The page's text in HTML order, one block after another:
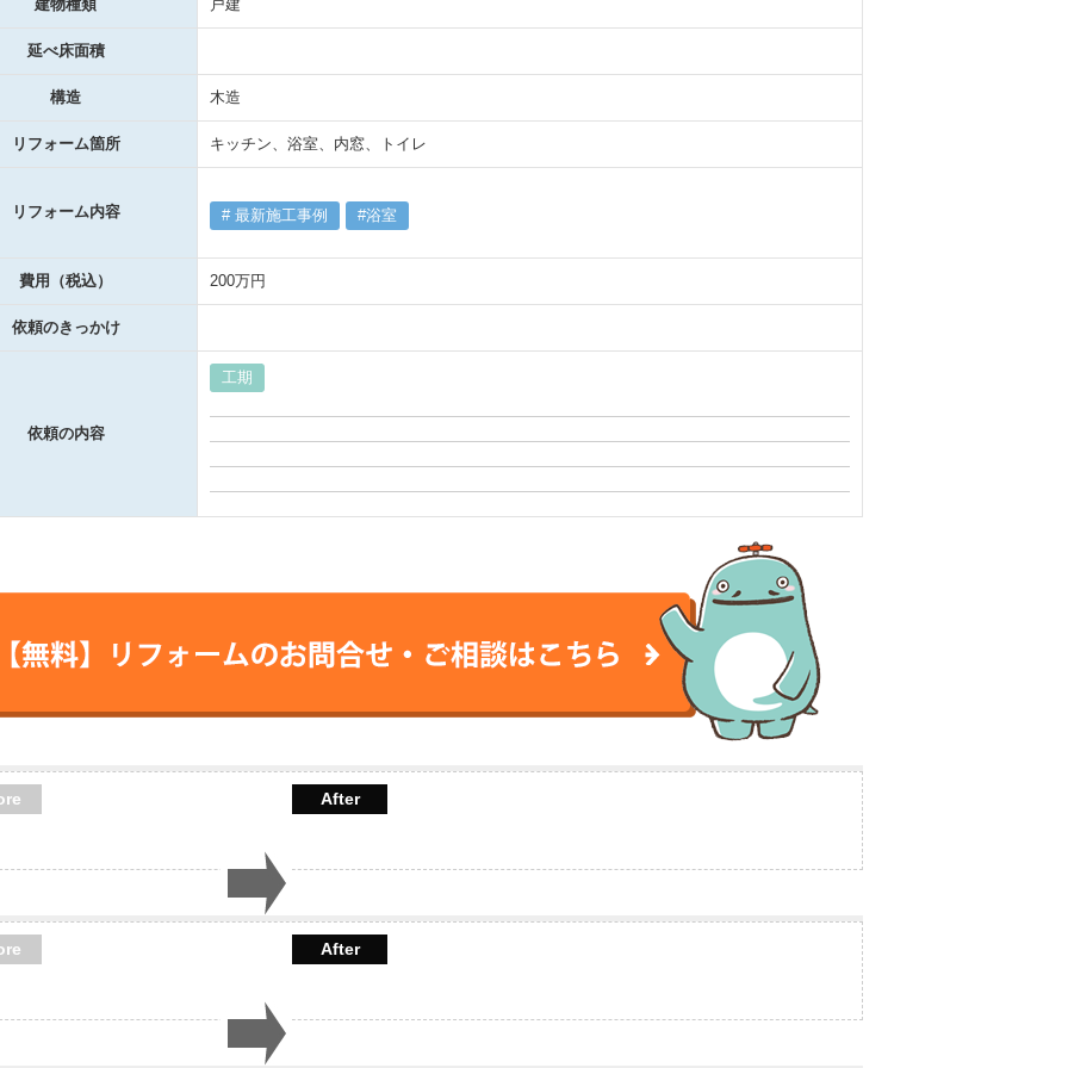
建物種類 戸建
延べ床面積
構造 木造
リフォーム箇所 キッチン、浴室、内窓、トイレ
リフォーム内容 最新施工事例 浴室
費用（税込） 200万円
依頼のきっかけ
依頼の内容
工期
After
After